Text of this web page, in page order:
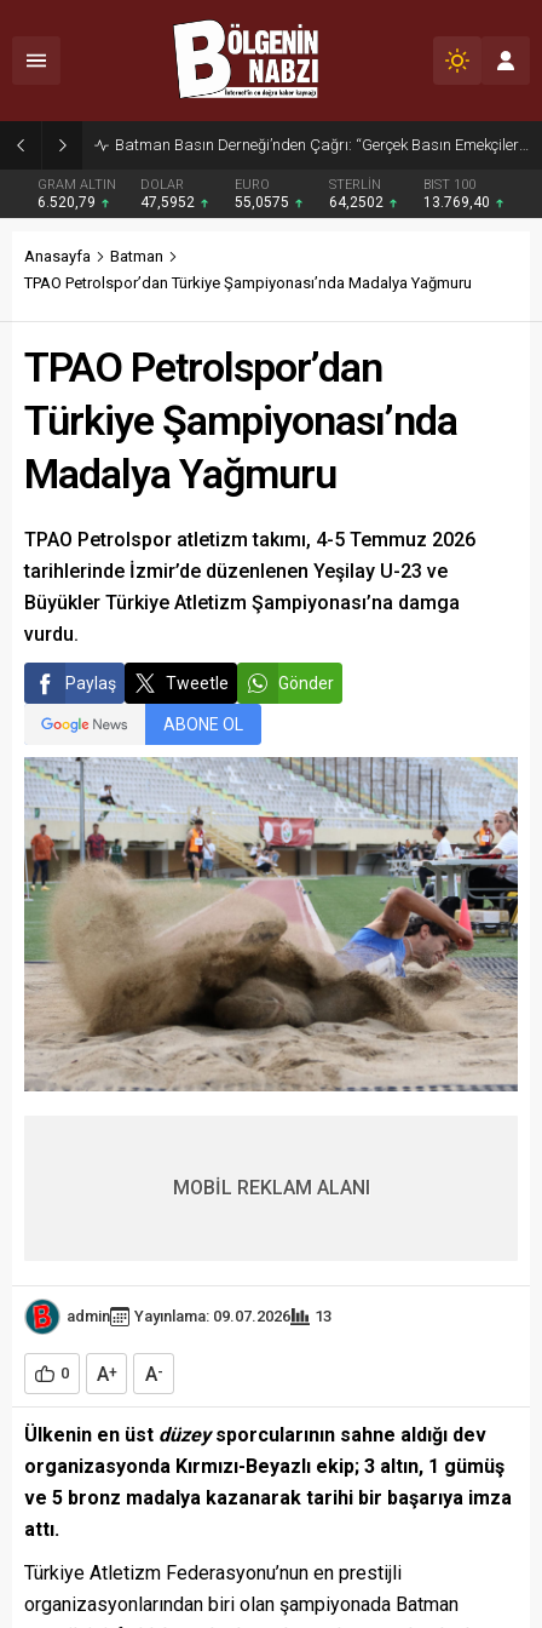
Zabıta Ekiplerinden Yol ve Kaldırım İşgaline Geçit Yok!
GRAM ALTIN
6.520,79
DOLAR
47,5952
EURO
55,0575
STERLİN
64,2502
BIST 100
13.769,40
Anasayfa
Batman
TPAO Petrolspor’dan Türkiye Şampiyonası’nda Madalya Yağmuru
TPAO Petrolspor’dan
Türkiye Şampiyonası’nda
Madalya Yağmuru
TPAO Petrolspor atletizm takımı, 4-5 Temmuz 2026
tarihlerinde İzmir’de düzenlenen Yeşilay U-23 ve
Büyükler Türkiye Atletizm Şampiyonası’na damga
vurdu.
Paylaş Tweetle Gönder
ABONE OL
MOBİL REKLAM ALANI
admin Yayınlama: 09.07.2026 13
0 A+ A-
Ülkenin en üst düzeysporcularının sahne aldığı dev
organizasyonda Kırmızı-Beyazlı ekip; 3 altın, 1 gümüş
ve 5 bronz madalya kazanarak tarihi bir başarıya imza
attı.
Türkiye Atletizm Federasyonu’nun en prestijli
organizasyonlarından biri olan şampiyonada Batman